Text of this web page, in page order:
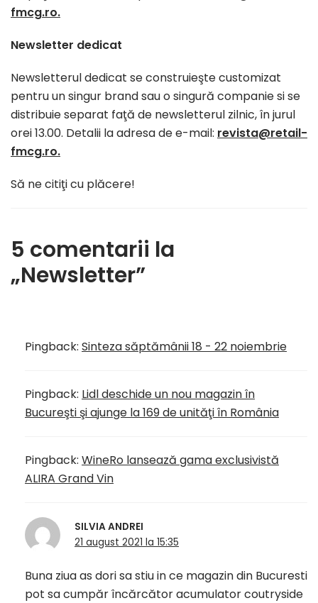
fmcg.ro.
Newsletter dedicat
Newsletterul dedicat se construieşte customizat
pentru un singur brand sau o singură companie si se
distribuie separat faţă de newsletterul zilnic, în jurul
orei 13.00. Detalii la adresa de e-mail: revista@retail-
fmcg.ro.
Să ne citiţi cu plăcere!
5 comentarii la
„Newsletter”
Pingback: Sinteza săptămânii 18 - 22 noiembrie
Pingback: Lidl deschide un nou magazin în
Bucureşti şi ajunge la 169 de unităţi în România
Pingback: WineRo lansează gama exclusivistă
ALIRA Grand Vin
SILVIA ANDREI
21 august 2021 la 15:35
Buna ziua as dori sa stiu in ce magazin din Bucuresti
pot sa cumpăr încărcător acumulator coutryside